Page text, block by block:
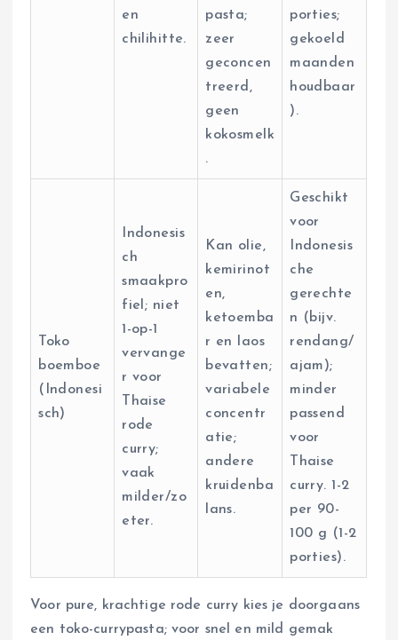
en
chilihitte.
pasta;
zeer
geconcen
treerd,
geen
kokosmelk
.
porties;
gekoeld
maanden
houdbaar
).
Toko
boemboe
(Indonesi
sch)
Indonesis
ch
smaakpro
fiel; niet
1-op-1
vervange
r voor
Thaise
rode
curry;
vaak
milder/zo
eter.
Kan olie,
kemirinot
en,
ketoemba
r en laos
bevatten;
variabele
concentr
atie;
andere
kruidenba
lans.
Geschikt
voor
Indonesis
che
gerechte
n (bijv.
rendang/
ajam);
minder
passend
voor
Thaise
curry. 1-2
per 90-
100 g (1-2
porties).
Voor pure, krachtige rode curry kies je doorgaans
een toko-currypasta; voor snel en mild gemak